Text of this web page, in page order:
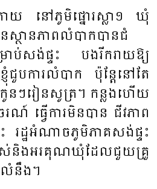
ាយ នៅ​ភូមិ​ផ្នោរ​ស្លា​១ ឃុំ​
ស្ថាន​ភាព​លំ​បាក​បាន​ជំ​
ប់​សង់​ផ្ទះ​ បង​រីក​រាយ​ឱ្យ​
ប​ការ​លំ​បាក​ ប៉ុន្តែ​នៅ​តែ​
ន​ៗ​រៀន​សូត្រ​។ កន្លង​ហើយ​
ចរណ៍ ធ្វើ​ការ​មិន​បាន​ ជីវភាព​
រដ្ឋ​អំ​ណាច​ភូមិ​ភាគ​សង់​ផ្ទះ​
និង​អរ​គុណ​ឃុំ​ដែល​ជួយ​គ្រួ​
លំ​នឹង​។